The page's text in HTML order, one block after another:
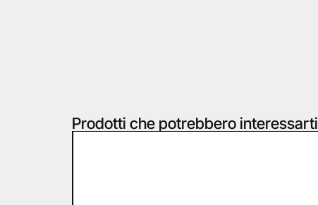
Prodotti che potrebbero interessarti